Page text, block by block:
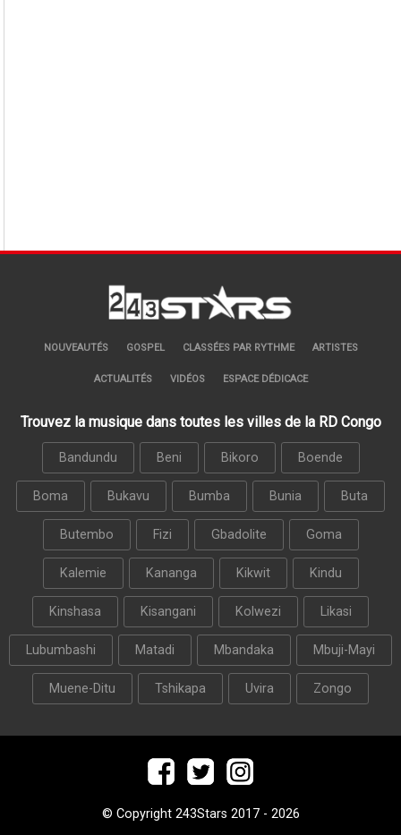
NOUVEAUTÉS GOSPEL CLASSÉES PAR RYTHME ARTISTES
ACTUALITÉS VIDÉOS ESPACE DÉDICACE
Trouvez la musique dans toutes les villes de la RD Congo
Bandundu Beni Bikoro Boende
Boma Bukavu Bumba Bunia Buta
Butembo Fizi Gbadolite Goma
Kalemie Kananga Kikwit Kindu
Kinshasa Kisangani Kolwezi Likasi
Lubumbashi Matadi Mbandaka Mbuji-Mayi
Muene-Ditu Tshikapa Uvira Zongo
© Copyright 243Stars 2017 - 2026